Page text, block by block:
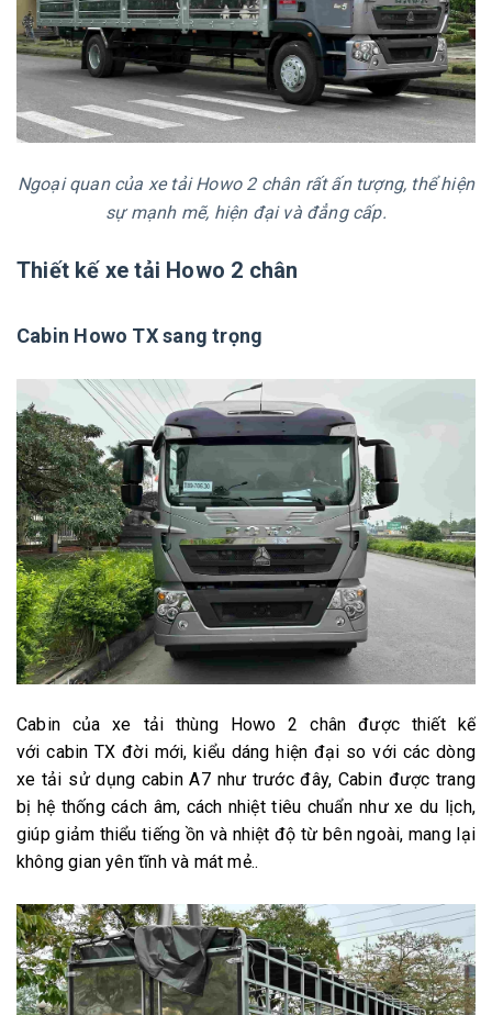
Ngoại quan của xe tải Howo 2 chân rất ấn tượng, thể hiện
sự mạnh mẽ, hiện đại và đẳng cấp.
Thiết kế xe tải Howo 2 chân
Cabin Howo TX sang trọng
Cabin của xe tải thùng Howo 2 chân được thiết kế
với cabin TX đời mới, kiểu dáng hiện đại so với các dòng
xe tải sử dụng cabin A7 như trước đây, Cabin được trang
bị hệ thống cách âm, cách nhiệt tiêu chuẩn như xe du lịch,
giúp giảm thiểu tiếng ồn và nhiệt độ từ bên ngoài, mang lại
không gian yên tĩnh và mát mẻ..